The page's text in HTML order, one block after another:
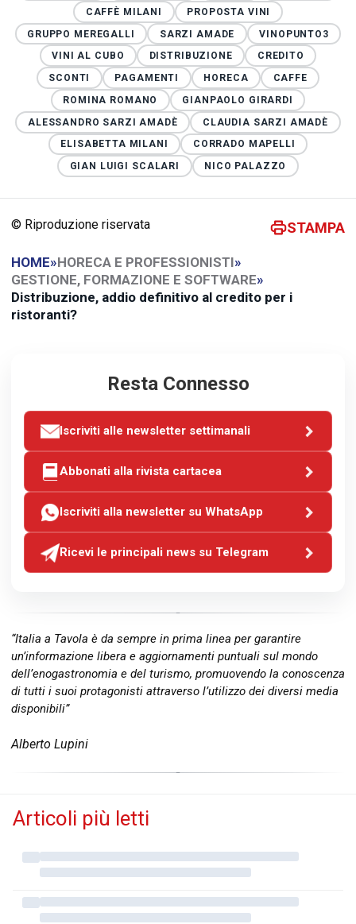
CAFFÈ MILANI
PROPOSTA VINI
GRUPPO MEREGALLI
SARZI AMADE
VINOPUNTO3
VINI AL CUBO
DISTRIBUZIONE
CREDITO
SCONTI
PAGAMENTI HORECA
CAFFE
ROMINA ROMANO
GIANPAOLO GIRARDI
ALESSANDRO SARZI AMADÈ
CLAUDIA SARZI AMADÈ
ELISABETTA MILANI
CORRADO MAPELLI
GIAN LUIGI SCALARI
NICO PALAZZO
© Riproduzione riservata STAMPA
HOME»HORECA E PROFESSIONISTI»
GESTIONE, FORMAZIONE E SOFTWARE»
Distribuzione, addio definitivo al credito per i
ristoranti?
Resta Connesso
Iscriviti alle newsletter settimanali
Abbonati alla rivista cartacea
Iscriviti alla newsletter su WhatsApp
Ricevi le principali news su Telegram
“Italia a Tavola è da sempre in prima linea per garantire
un’informazione libera e aggiornamenti puntuali sul mondo
dell’enogastronomia e del turismo, promuovendo la conoscenza
di tutti i suoi protagonisti attraverso l’utilizzo dei diversi media
disponibili”
Alberto Lupini
Articoli più letti